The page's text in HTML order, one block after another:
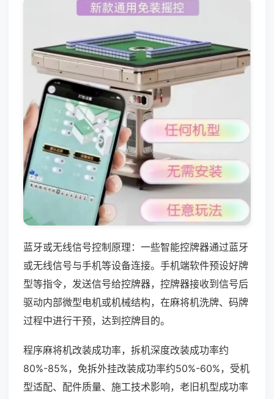
蓝牙或无线信号控制原理：一些智能控牌器通过蓝牙
或无线信号与手机等设备连接。手机端软件预设好牌
型等指令，发送信号给控牌器，控牌器接收到信号后
驱动内部微型电机或机械结构，在麻将机洗牌、码牌
过程中进行干预，达到控牌目的。
程序麻将机改装成功率，拆机深度改装成功率约
80%-85%，免拆外挂改装成功率约50%-60%，受机
型适配、配件质量、施工技术影响，老旧机型成功率